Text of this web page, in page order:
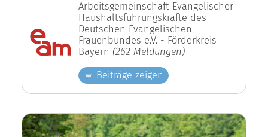
Arbeitsgemeinschaft Evangelischer
Haushaltsführungskräfte des
Deutschen Evangelischen
Frauenbundes e.V. - Förderkreis
Bayern (262 Meldungen)
Beiträge zeigen